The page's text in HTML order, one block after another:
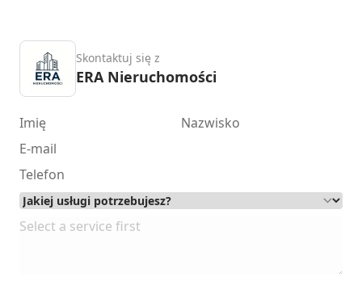
Skontaktuj się z
ERA Nieruchomości